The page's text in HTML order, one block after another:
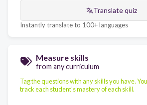
Translate quiz
Instantly translate to 100+ languages
Measure skills
from any curriculum
Tag the questions with any skills you have.
track each student's mastery of each skill.